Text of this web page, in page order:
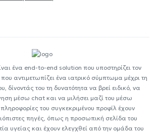
ένα end-to-end solution που υποστηρίζει τον
αντιμετωπίζει ένα ιατρικό σύμπτωμα μέχρι τη
δίνοντάς του τη δυνατότητα να βρεί ειδικό, να
μέσω chat και να μιλήσει μαζί του μέσω
του συγκεκριμένου προφίλ έχουν
πηγές, όπως η προσωπική σελίδα του
υγείας και έχουν ελεγχθεί από την ομάδα του